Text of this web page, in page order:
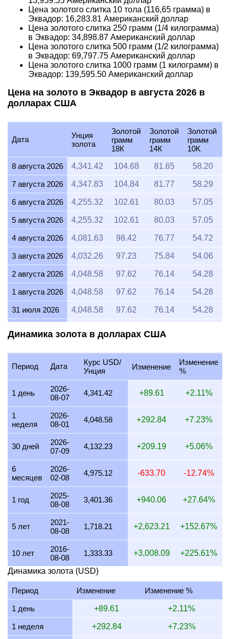
Цена золотого слитка 10 тола (116,65 грамма) в
Эквадор: 16,283.81 Американский доллар
Цена золотого слитка 250 грамм (1/4 килограмма)
в Эквадор: 34,898.87 Американский доллар
Цена золотого слитка 500 грамм (1/2 килограмма)
в Эквадор: 69,797.75 Американский доллар
Цена золотого слитка 1000 грамм (1 килограмм) в
Эквадор: 139,595.50 Американский доллар
Цена на золото в Эквадор в августа 2026 в
долларах США
Дата
Унция
золота
Золотой
грамм
18К
Золотой
грамм
14К
Золотой
грамм
10K
8 августа 2026
4,341.42 104.68 81.65 58.20
7 августа 2026 4,347.83 104.84 81.77 58.29
6 августа 2026 4,255.32 102.61 80.03 57.05
5 августа 2026 4,255.32 102.61 80.03 57.05
4 августа 2026 4,081.63 98.42 76.77 54.72
3 августа 2026 4,032.26 97.23 75.84 54.06
2 августа 2026 4,048.58 97.62 76.14 54.28
1 августа 2026 4,048.58 97.62 76.14 54.28
31 июля 2026 4,048.58 97.62 76.14 54.28
28 июля 2026 4,032.26 97.23 75.84 54.06
27 июля 2026 4,081.63 98.42 76.77 54.72
26 июля 2026 4,048.58
25 июля 2026 4,048.58 76.14 54.28
24 июля 2026 4,065.04 98.02
23 июля 2026
22 июля 2026 4,149.38 100.05 78.04 55.63
21 июля 2026 4,065.04 98.02
20 июля 2026
19 июля 2026 4,016.06 96.84 75.53 53.84
18 июля 2026 4,016.06 96.84
17 июля 2026
16 июля 2026 3,984.06 96.07 74.93 53.41
15 июля 2026 4,065.04
14 июля 2026 4,065.04
13 июля 2026 4,000.00
Динамика золота в долларах США
Период Дата
Курс USD/
Унция
Изменение
Изменение
%
1 день
2026-
08-07
4,341.42 +89.61 +2.11%
1
неделя
2026-
08-01
4,048.58 +292.84 +7.23%
30 дней
2026-
07-09
4,132.23 +209.19 +5.06%
6
месяцев
2026-
02-08
4,975.12 -633.70 -12.74%
1 год
2025-
08-08
3,401.36 +940.06 +27.64%
5 лет
2021-
08-08
1,718.21 +2,623.21 +152.67%
10 лет
2016-
08-08
1,333.33 +3,008.09 +225.61%
Динамика золота (USD)
Период Изменение Изменение %
1 день +89.61 +2.11%
1 неделя +292.84 +7.23%